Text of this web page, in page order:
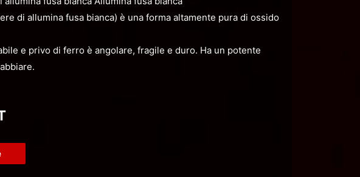
di allumina fusa bianca) è una forma altamente pura di ossido
e privo di ferro è angolare, fragile e duro. Ha un potente